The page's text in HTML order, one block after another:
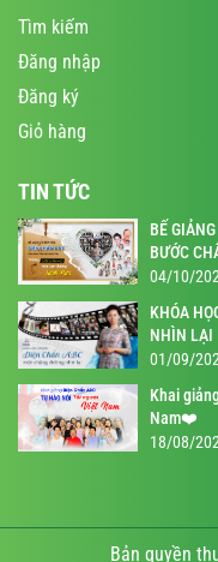
Tìm kiếm
Đăng nhập
Đăng ký
Giỏ hàng
TIN TỨC
BẾ
BƯỚC
04/10/
KHÓA
NHÌN LẠI
01/09/
Khai
Nam❤️
18/08/
Bản quyền